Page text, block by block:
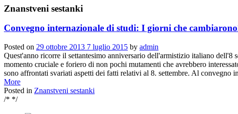
Znanstveni sestanki
Convegno internazionale di studi: I giorni che
Posted on 29 ottobre 2013 7 luglio 2015 by admin
Quest'anno ricorre il settantesimo anniversario dell'armistizio italiano dell'8
momento cruciale e foriero di non pochi mutamenti che avrebbero
sono affrontati svariati aspetti dei fatti relativi al 8. settembre. Al convegno
More
Posted in Znanstveni sestanki
/* */